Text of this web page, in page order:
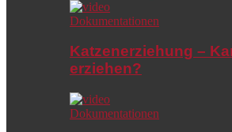
Dokumentationen
Katzenerziehung –
erziehen?
Dokumentationen